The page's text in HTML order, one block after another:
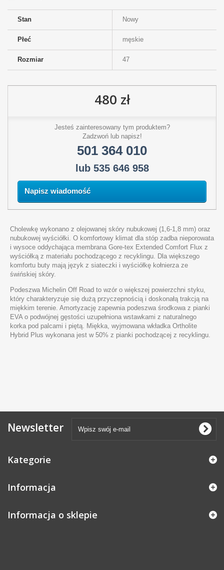
Stan Nowy
Płeć męskie
Rozmiar 47
480 zł
Jesteś zainteresowany tym produktem?
Zadzwoń lub napisz!
501 364 010
lub 535 646 958
Napisz wiadomość
Cholewkę wykonano z olejowanej skóry nubukowej (1,6-1,8 mm) oraz
nubukowej wyściółki. O komfortowy klimat dla stóp zadba nieporowata
i wysoce oddychająca membrana Gore-tex Extended Comfort Flux z
wyściółką z materiału pochodzącego z recyklingu. Dla większego
komfortu buty mają język z siateczki i wyściółkę kołnierza ze
świńskiej skóry.
Podeszwa Michelin Off Road to wzór o większej powierzchni styku,
który charakteryzuje się dużą przyczepnością i doskonałą trakcją na
miękkim terenie. Amortyzację zapewnia podeszwa środkowa z pianki
EVA o podwójnej gęstości uzupełniona wstawkami z naturalnego
korka pod palcami i piętą. Miękka, wyjmowana wkładka Ortholite
Hybrid Plus wykonana jest w 50% z pianki pochodzącej z recyklingu.
Newsletter
Kategorie
Informacja
Informacja o sklepie